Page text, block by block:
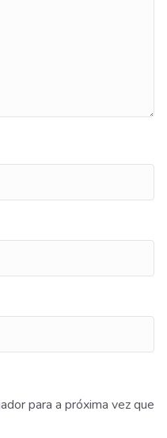
para a próxima vez que